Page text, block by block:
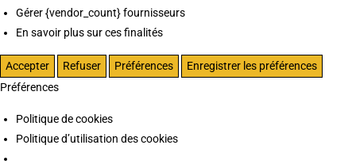
Gérer {vendor_count} fournisseurs
En savoir plus sur ces finalités
Accepter Refuser Préférences
Enregistrer les préférences
Préférences
Politique de cookies
Politique d’utilisation des cookies